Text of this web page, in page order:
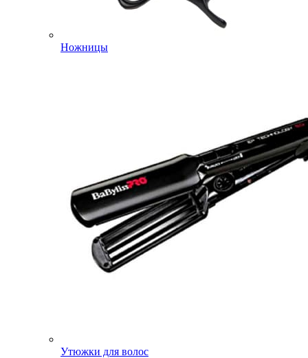
Ножницы
Утюжки для волос